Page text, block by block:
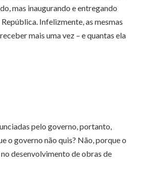
mas inaugurando e entregando
Infelizmente, as mesmas
mais uma vez – e quantas ela
pelo governo, portanto,
o governo não quis? Não, porque o
desenvolvimento de obras de